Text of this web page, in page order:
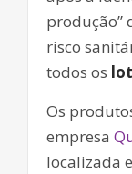
produção”
risco
todos os
Os
empresa
localizada